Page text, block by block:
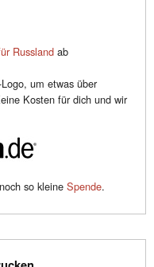
Russland ab
um etwas über
Kosten für dich und wir
so kleine Spende.